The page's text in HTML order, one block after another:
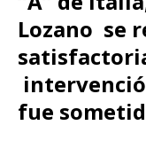
Lozano se
fue